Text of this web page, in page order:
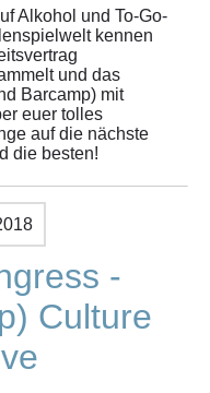
Alkohol und To-Go-
kennen
und das
Barcamp) mit
euer tolles
auf die nächste
die besten!
-
Culture